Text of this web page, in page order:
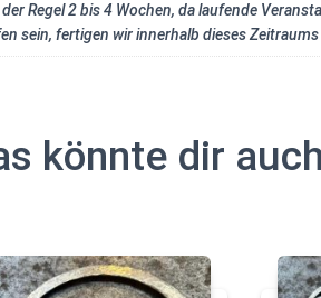
Regel 2 bis 4 Wochen, da laufende
sein, fertigen wir innerhalb dieses
könnte dir